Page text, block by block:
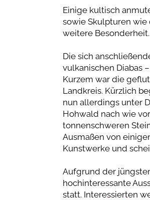
Einige kultisch
sowie Skulpturen
weitere Besonderheit.
Die sich
vulkanischen Diabas
Kurzem war die
Landkreis. Kürzlich
nun allerdings unter
Hohwald nach wie
tonnenschweren
Ausmaßen von
Kunstwerke und
Aufgrund der
hochinteressante
statt. Interessierten